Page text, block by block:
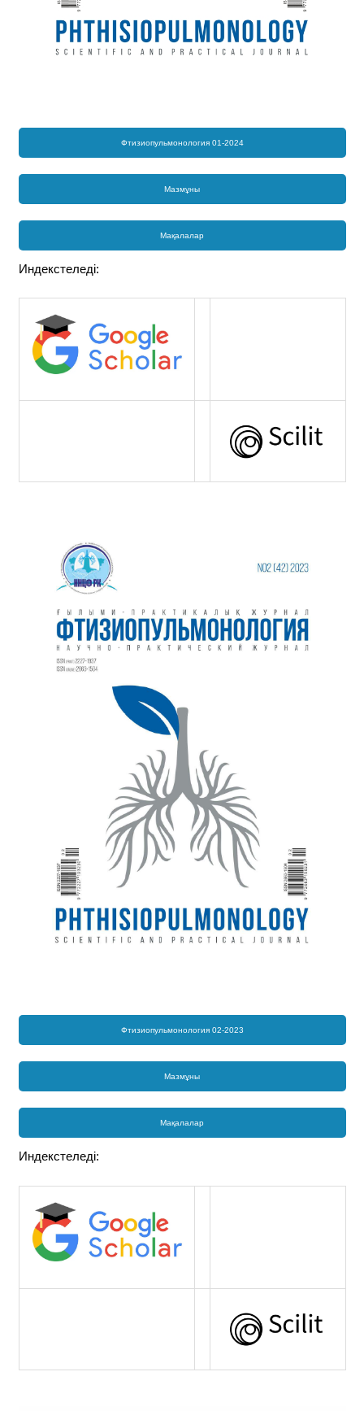
Фтизиопульмонология 01-2024
Мазмұны
Мақалалар
Индекстеледі:
Фтизиопульмонология 02-2023
Мазмұны
Мақалалар
Индекстеледі: